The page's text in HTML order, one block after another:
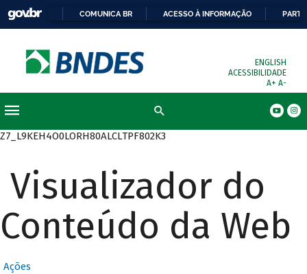
COMUNICA BR ACESSO À INFORMAÇÃO
ENGLISH
ACESSIBILIDADE
A+ A-
Z7_L9KEH4O0LORH80ALCLTPF802K3
Visualizador do
Conteúdo da Web
Ações